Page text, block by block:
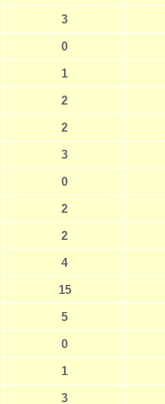
3
0
1
2
2
3
0
2
2
4
15
5
0
1
3